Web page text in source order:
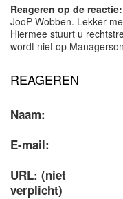
Reageren op de reactie:
JooP Wobben. Lekker
Hiermee stuurt u
wordt niet op
REAGEREN
Naam:
E-mail:
URL: (niet
verplicht)